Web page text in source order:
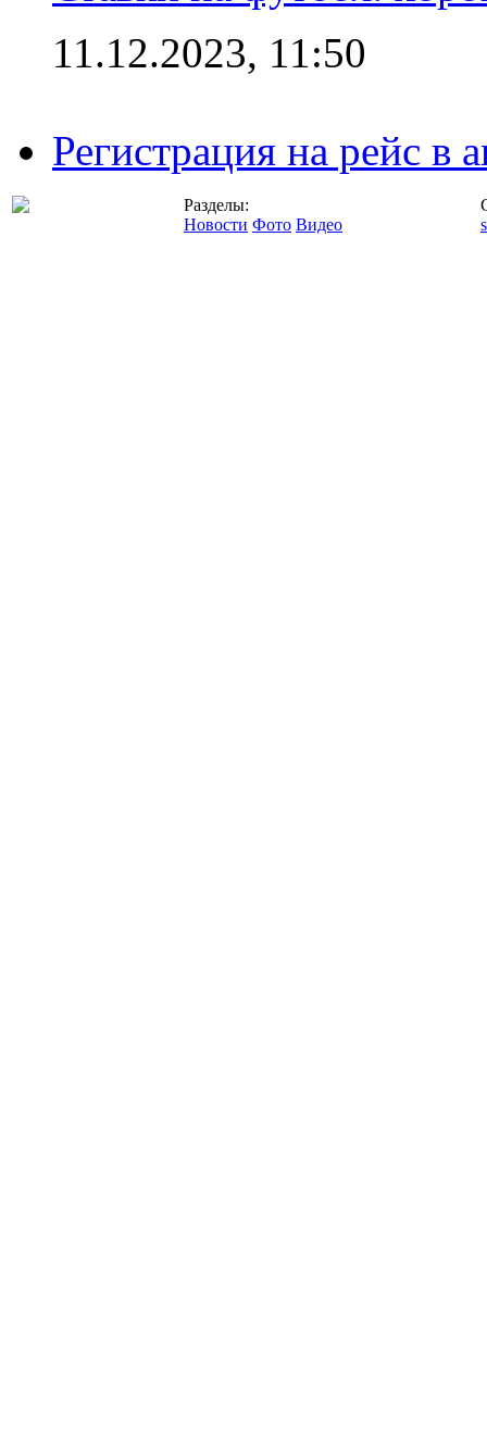
11.12.2023, 11:50
Регистрация на рейс в
Разделы:
Новости Фото Видео